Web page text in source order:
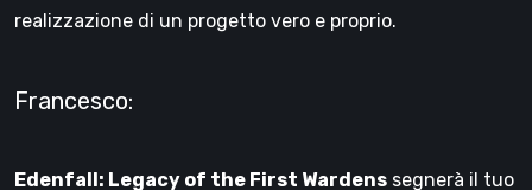
realizzazione di un progetto vero e proprio.
Francesco:
Edenfall: Legacy of the First Wardens segnerà il tuo